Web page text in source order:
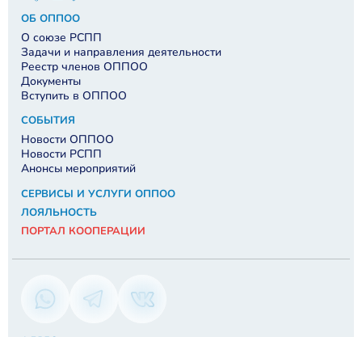
ОБ ОППОО
О союзе РСПП
Задачи и направления деятельности
Реестр членов ОППОО
Документы
Вступить в ОППОО
СОБЫТИЯ
Новости ОППОО
Новости РСПП
Анонсы мероприятий
СЕРВИСЫ И УСЛУГИ ОППОО
ЛОЯЛЬНОСТЬ
ПОРТАЛ КООПЕРАЦИИ